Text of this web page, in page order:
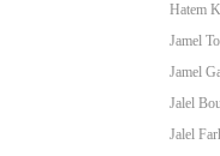
Hatem
Jamel
Jamel
Jalel
Jalel